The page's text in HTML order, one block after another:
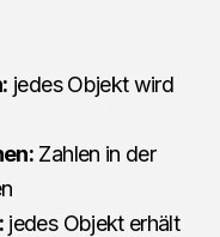
jedes Objekt wird
Zahlen in der
jedes Objekt erhält